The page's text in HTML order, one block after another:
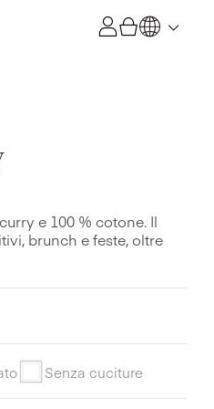
e 100 % cotone. Il
brunch e feste, oltre
Senza cuciture